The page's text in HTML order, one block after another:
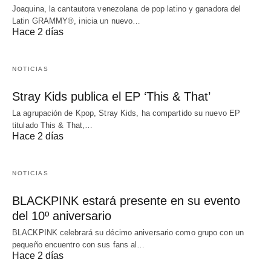
Joaquina, la cantautora venezolana de pop latino y ganadora del
Latin GRAMMY®, inicia un nuevo…
Hace 2 días
NOTICIAS
Stray Kids publica el EP ‘This & That’
La agrupación de Kpop, Stray Kids, ha compartido su nuevo EP
titulado This & That,…
Hace 2 días
NOTICIAS
BLACKPINK estará presente en su evento
del 10º aniversario
BLACKPINK celebrará su décimo aniversario como grupo con un
pequeño encuentro con sus fans al…
Hace 2 días